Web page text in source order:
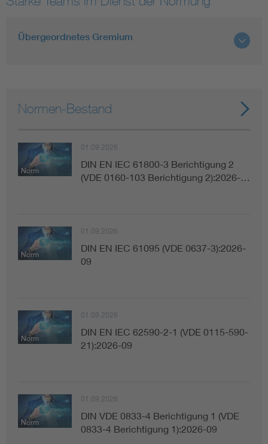
Smart Cities
Cybersecurity in der Industrieautomatisierung
Elektrofachkraft (EFK)
Übergeordnetes Gremium
Normen-Bestand
Norm
01.09.2026
DIN EN IEC 61800-3 Berichtigung 2
(VDE 0160-103 Berichtigung 2):2026-…
Norm
01.09.2026
DIN EN IEC 61095 (VDE 0637-3):2026-
09
Norm
01.09.2026
DIN EN IEC 62590-2-1 (VDE 0115-590-
21):2026-09
Norm
01.09.2026
DIN VDE 0833-4 Berichtigung 1 (VDE
0833-4 Berichtigung 1):2026-09